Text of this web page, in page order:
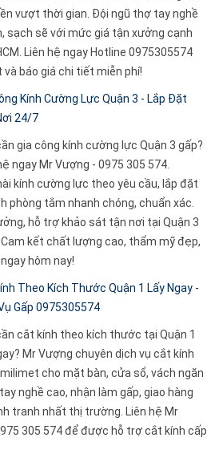
vượt thời gian. Đội ngũ thợ tay nghề
sạch sẽ với mức giá tận xưởng cạnh
Liên hệ ngay Hotline 0975305574
báo giá chi tiết miễn phí!
Kính Cường Lực Quận 3 - Lắp Đặt
24/7
gia công kính cường lực Quận 3 gấp?
ngay Mr Vượng - 0975 305 574.
kính cường lực theo yêu cầu, lắp đặt
phòng tắm nhanh chóng, chuẩn xác.
hỗ trợ khảo sát tận nơi tại Quận 3
kết chất lượng cao, thẩm mỹ đẹp,
hôm nay!
Theo Kích Thước Quận 1 Lấy Ngay -
Gấp 0975305574
cắt kính theo kích thước tại Quận 1
Mr Vượng chuyên dịch vụ cắt kính
cho mặt bàn, cửa sổ, vách ngăn
nghề cao, nhận làm gấp, giao hàng
tranh nhất thị trường. Liên hệ Mr
305 574 để được hỗ trợ cắt kính cấp